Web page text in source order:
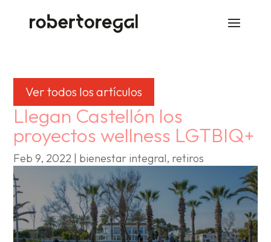
Ver todos los artículos
Llegan Castellón los
proyectos wellness LGTBIQ+
Feb 9, 2022 | bienestar integral, retiros